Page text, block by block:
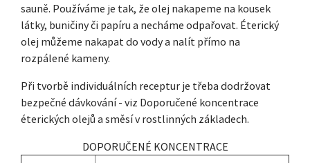
sauně. Používáme je tak, že olej nakapeme na kousek
látky, buničiny či papíru a necháme odpařovat. Éterický
olej můžeme nakapat do vody a nalít přímo na
rozpálené kameny.
Při tvorbě individuálních receptur je třeba dodržovat
bezpečné dávkování - viz Doporučené koncentrace
éterických olejů a směsí v rostlinných základech.
DOPORUČENÉ KONCENTRACE